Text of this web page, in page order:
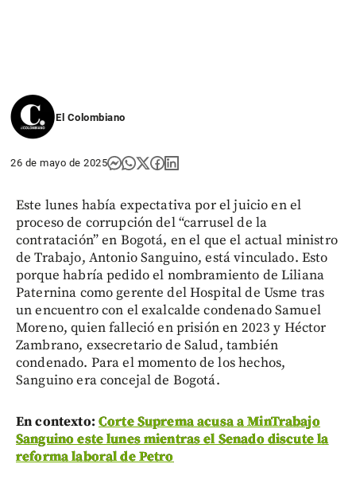
El Colombiano
26 de mayo de 2025
Este lunes había expectativa por el juicio en el
proceso de corrupción del “carrusel de la
contratación” en Bogotá, en el que el actual ministro
de Trabajo, Antonio Sanguino, está vinculado. Esto
porque habría pedido el nombramiento de Liliana
Paternina como gerente del Hospital de Usme tras
un encuentro con el exalcalde condenado Samuel
Moreno, quien falleció en prisión en 2023 y Héctor
Zambrano, exsecretario de Salud, también
condenado. Para el momento de los hechos,
Sanguino era concejal de Bogotá.
En contexto: Corte Suprema acusa a MinTrabajo
Sanguino este lunes mientras el Senado discute la
reforma laboral de Petro